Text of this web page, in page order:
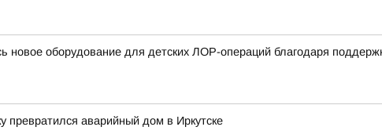
новое оборудование для детских ЛОР-операций благодаря
превратился аварийный дом в Иркутске